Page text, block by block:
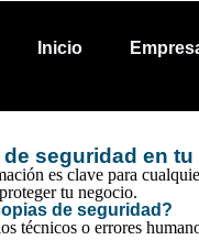
Inicio
seguridad en
es clave para
tu negocio.
de seguridad?
técnicos o errores